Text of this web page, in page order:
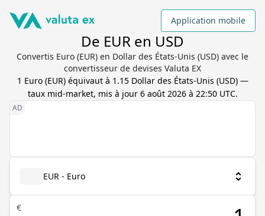
Application mobile
De EUR en USD
Convertis Euro (EUR) en Dollar des États-Unis (USD) avec le
convertisseur de devises Valuta EX
1 Euro(EUR) équivaut à 1.15 Dollar des États-Unis (USD) —
taux mid-market, mis à jour 6 août 2026 à 22:50 UTC.
EUR - Euro
€